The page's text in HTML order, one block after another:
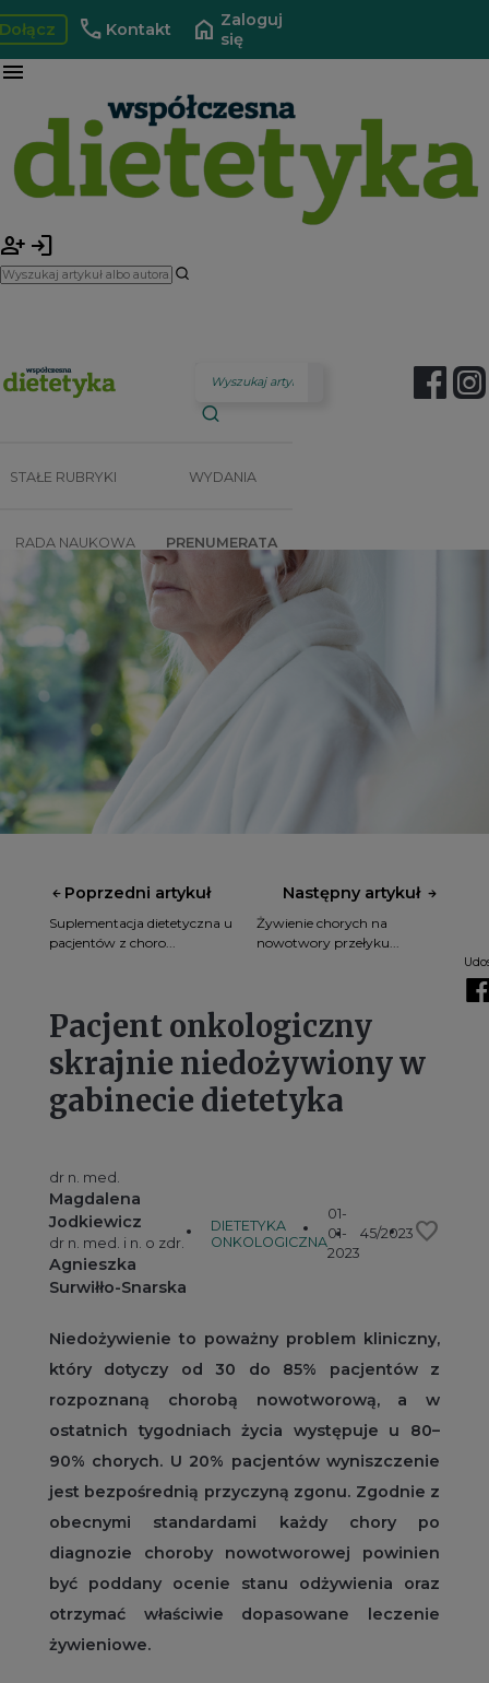
call Kontakt home Zaloguj
się
menu
person_add login
STAŁE RUBRYKI WYDANIA
RADA NAUKOWA PRENUMERATA
SZKOLENIA SKLEP
Poprzedni artykuł
Suplementacja dietetyczna u
pacjentów z choro...
Następny artykuł
Żywienie chorych na
nowotwory przełyku...
Pacjent onkologiczny
skrajnie niedożywiony w
gabinecie dietetyka
dr n. med.
Magdalena
Jodkiewicz
dr n. med. i n. o zdr.
Agnieszka
Surwiłło-Snarska
DIETETYKA
ONKOLOGICZNA
01-
01-
2023
45/2023 favorite
Niedożywienie to poważny problem kliniczny,
który dotyczy od 30 do 85% pacjentów z
rozpoznaną chorobą nowotworową, a w
ostatnich tygodniach życia występuje u 80–
90% chorych. U 20% pacjentów wyniszczenie
jest bezpośrednią przyczyną zgonu. Zgodnie z
obecnymi standardami każdy chory po
diagnozie choroby nowotworowej powinien
być poddany ocenie stanu odżywienia oraz
otrzymać właściwie dopasowane leczenie
żywieniowe.